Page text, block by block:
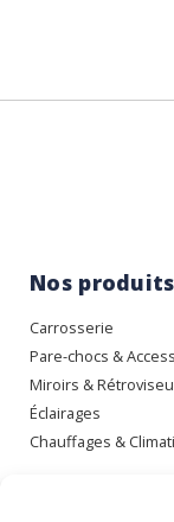
Nos produits
Carrosserie
Pare-chocs &
Miroirs &
Éclairages
Chauffages &